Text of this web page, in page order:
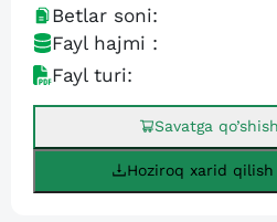
Betlar soni:
Fayl hajmi :
Fayl turi:
Savatga qo’shish
Hoziroq xarid